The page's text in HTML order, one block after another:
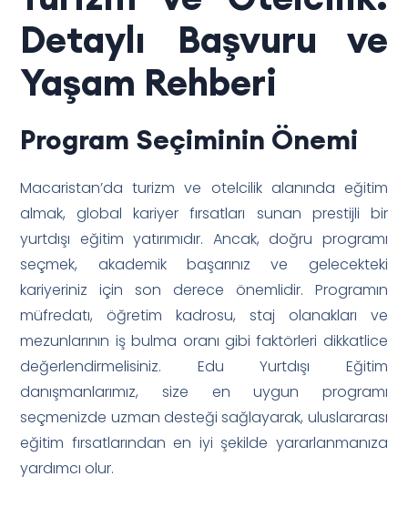
Detaylı Başvuru ve
Yaşam Rehberi
Program Seçiminin Önemi
Macaristan’da turizm ve otelcilik alanında eğitim
almak, global kariyer fırsatları sunan prestijli bir
yurtdışı eğitim yatırımıdır. Ancak, doğru programı
seçmek, akademik başarınız ve gelecekteki
kariyeriniz için son derece önemlidir. Programın
müfredatı, öğretim kadrosu, staj olanakları ve
mezunlarının iş bulma oranı gibi faktörleri dikkatlice
değerlendirmelisiniz. Edu Yurtdışı Eğitim
danışmanlarımız, size en uygun programı
seçmenizde uzman desteği sağlayarak, uluslararası
eğitim fırsatlarından en iyi şekilde yararlanmanıza
yardımcı olur.